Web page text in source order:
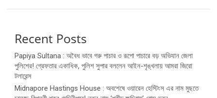
Recent Posts
Papiya Sultana : অবৈধ ভাবে গরু পাচার ও রূপো পাচারে বড় অভিযান জেলা
পুলিশের! গ্রেফতার একাধিক, পুলিশ সুপার বললেন আইন-শৃঙ্খলায় আমরা জিরো
টলারেন্স
Midnapore Hastings House : অবশেষে ওয়ারেন হেস্টিংস এর নাম মুছতে